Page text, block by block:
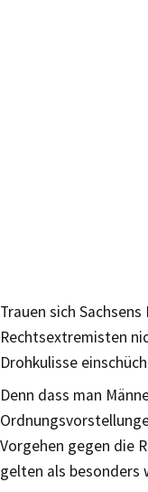
Trauen sich
Rechtsextremisten
Drohkulisse
Denn dass man
Vorgehen gegen die
gelten als besonders